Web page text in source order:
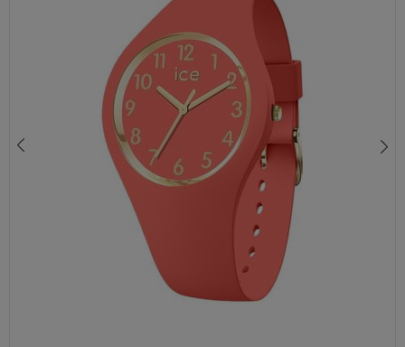
ZEGAREK DAMSKI ICE WATCH COSMOS SET Z BRANSOLETKĄ PANCERKA Z GWIAZDKĄ
430,00 zł